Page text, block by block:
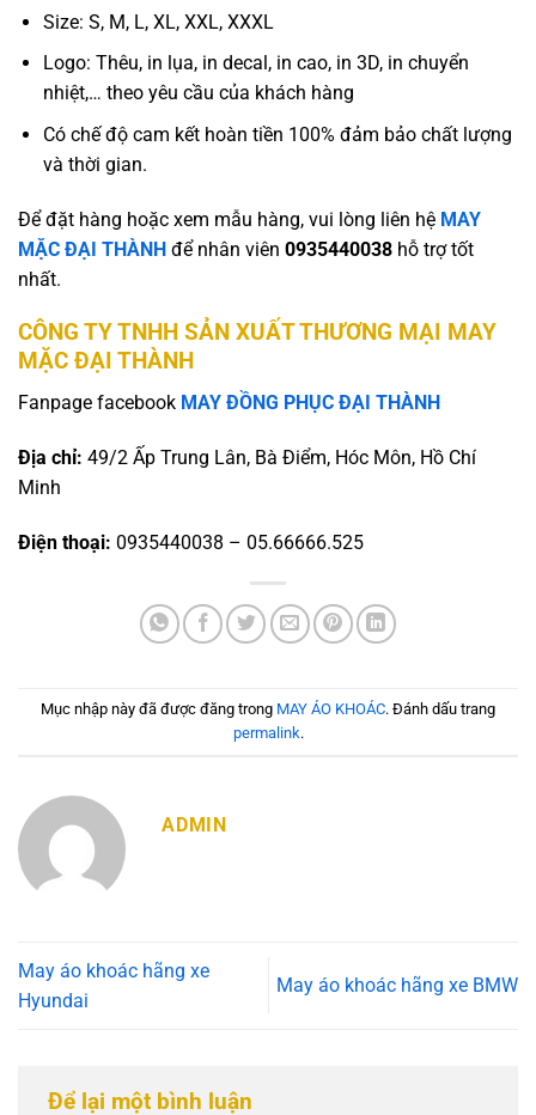
Size: S, M, L, XL, XXL, XXXL
Logo: Thêu, in lụa, in decal, in cao, in 3D, in chuyển
nhiệt,… theo yêu cầu của khách hàng
Có chế độ cam kết hoàn tiền 100% đảm bảo chất lượng
và thời gian.
Để đặt hàng hoặc xem mẫu hàng, vui lòng liên hệ MAY
MẶC ĐẠI THÀNH để nhân viên 0935440038 hỗ trợ tốt
nhất.
CÔNG TY TNHH SẢN XUẤT THƯƠNG MẠI MAY
MẶC ĐẠI THÀNH
Fanpage facebook MAY ĐỒNG PHỤC ĐẠI THÀNH
Địa chỉ: 49/2 Ấp Trung Lân, Bà Điểm, Hóc Môn, Hồ Chí
Minh
Điện thoại: 0935440038 – 05.66666.525
Mục nhập này đã được đăng trong MAY ÁO KHOÁC. Đánh dấu trang
permalink.
ADMIN
May áo khoác hãng xe
Hyundai
May áo khoác hãng xe BMW
Để lại một bình luận